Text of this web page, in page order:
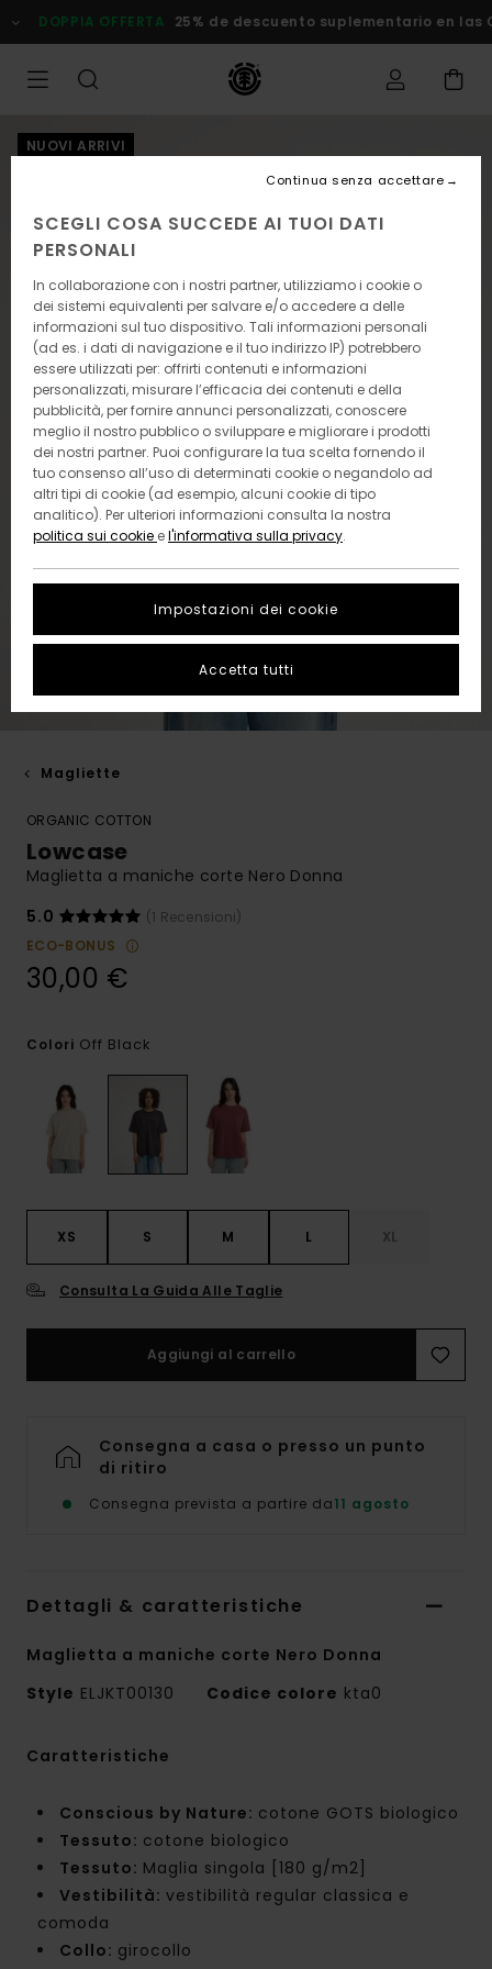
alle
informazioni
prodotto
DOPPIA OFFERTA 25% de descuento suplementario en las
NUOVI ARRIVI
Magliette
ORGANIC COTTON
Lowcase
Maglietta a maniche corte Nero Donna
5.0
(1 Recensioni)
ECO-BONUS
30,00 €
Colori Off Black
XS S M L XL
Consulta La Guida Alle Taglie
Aggiungi al carrello
Consegna a casa o presso un punto
di ritiro
Consegna prevista a partire da11 agosto
Dettagli & caratteristiche
Maglietta a maniche corte Nero Donna
Style ELJKT00130 Codice colore kta0
Caratteristiche
Conscious by Nature: cotone GOTS biologico
Tessuto: cotone biologico
Tessuto: Maglia singola [180 g/m2]
Vestibilità: vestibilità regular classica e
comoda
Collo: girocollo
SCEGLI COSA SUCCEDE AI TUOI DATI
PERSONALI
In collaborazione con i nostri partner, utilizziamo i cookie o
dei sistemi equivalenti per salvare e/o accedere a delle
informazioni sul tuo dispositivo. Tali informazioni personali
(ad es. i dati di navigazione e il tuo indirizzo IP) potrebbero
essere utilizzati per: offrirti contenuti e informazioni
personalizzati, misurare l’efficacia dei contenuti e della
pubblicità, per fornire annunci personalizzati, conoscere
meglio il nostro pubblico o sviluppare e migliorare i prodotti
dei nostri partner. Puoi configurare la tua scelta fornendo il
tuo consenso all’uso di determinati cookie o negandolo ad
altri tipi di cookie (ad esempio, alcuni cookie di tipo
analitico). Per ulteriori informazioni consulta la nostra
politica sui cookie el'informativa sulla privacy.
Impostazioni dei cookie
Continua senza accettare
Accetta tutti